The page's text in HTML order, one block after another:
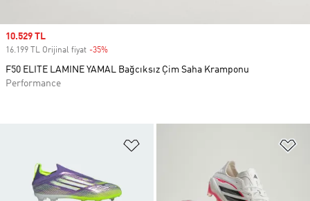
Sale price
10.529 TL
16.199 TL Orijinal fiyat -35%
F50 ELITE LAMINE YAMAL Bağcıksız Çim Saha Kramponu
Performance